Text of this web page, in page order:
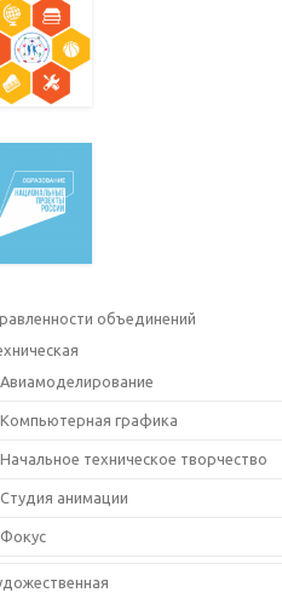
объединений
Авиамоделирование
Компьютерная графика
Начальное техническое творчество
Студия анимации
Фокус